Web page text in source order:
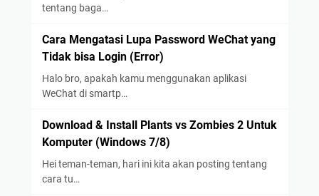
tentang baga…
Cara Mengatasi Lupa Password WeChat yang
Tidak bisa Login (Error)
Halo bro, apakah kamu menggunakan aplikasi
WeChat di smartp…
Download & Install Plants vs Zombies 2 Untuk
Komputer (Windows 7/8)
Hei teman-teman, hari ini kita akan posting tentang
cara tu…